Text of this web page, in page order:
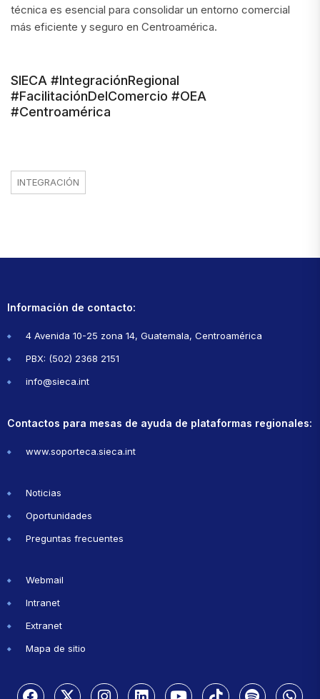
técnica es esencial para consolidar un entorno comercial
más eficiente y seguro en Centroamérica.
SIECA #IntegraciónRegional
#FacilitaciónDelComercio #OEA
#Centroamérica
INTEGRACIÓN
Información de contacto:
4 Avenida 10-25 zona 14, Guatemala, Centroamérica
PBX: (502) 2368 2151
info@sieca.int
Contactos para mesas de ayuda de plataformas regionales:
www.soporteca.sieca.int
Noticias
Oportunidades
Preguntas frecuentes
Webmail
Intranet
Extranet
Mapa de sitio